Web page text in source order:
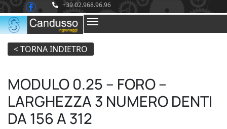
+39 02.968.96.96
MODULO 0.25 – FORO –
LARGHEZZA 3 NUMERO DENTI
DA 156 A 312